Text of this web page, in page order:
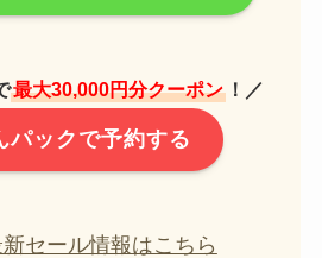
最大30,000円分クーポン ！／
パックで予約する
セール情報はこちら